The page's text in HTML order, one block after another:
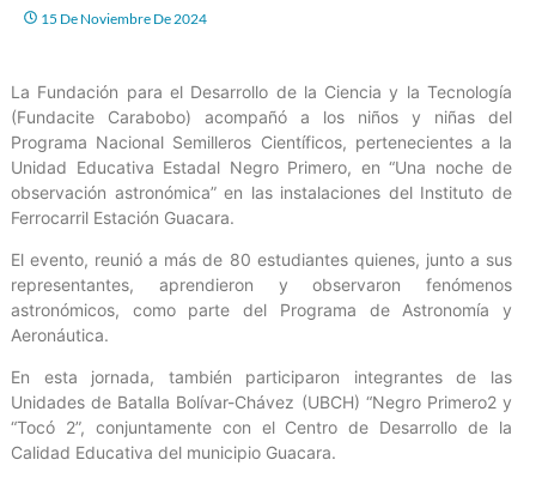
15 De Noviembre De 2024
La Fundación para el Desarrollo de la Ciencia y la Tecnología
(Fundacite Carabobo) acompañó a los niños y niñas del
Programa Nacional Semilleros Científicos, pertenecientes a la
Unidad Educativa Estadal Negro Primero, en “Una noche de
observación astronómica” en las instalaciones del Instituto de
Ferrocarril Estación Guacara.
El evento, reunió a más de 80 estudiantes quienes, junto a sus
representantes, aprendieron y observaron fenómenos
astronómicos, como parte del Programa de Astronomía y
Aeronáutica.
En esta jornada, también participaron integrantes de las
Unidades de Batalla Bolívar-Chávez (UBCH) “Negro Primero2 y
“Tocó 2”, conjuntamente con el Centro de Desarrollo de la
Calidad Educativa del municipio Guacara.